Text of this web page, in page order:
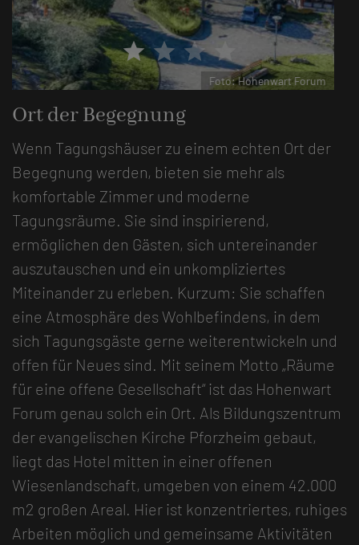
starstar starstar
Foto: Hohenwart Forum
Ort der Begegnung
Wenn Tagungshäuser zu einem echten Ort der
Begegnung werden, bieten sie mehr als
komfortable Zimmer und moderne
Tagungsräume. Sie sind inspirierend,
ermöglichen den Gästen, sich untereinander
auszutauschen und ein unkompliziertes
Miteinander zu erleben. Kurzum: Sie schaffen
eine Atmosphäre des Wohlbefindens, in dem
sich Tagungsgäste gerne weiterentwickeln und
offen für Neues sind. Mit seinem Motto „Räume
für eine offene Gesellschaft“ ist das Hohenwart
Forum genau solch ein Ort. Als Bildungszentrum
der evangelischen Kirche Pforzheim gebaut,
liegt das Hotel mitten in einer offenen
Wiesenlandschaft, umgeben von einem 42.000
m2 großen Areal. Hier ist konzentriertes, ruhiges
Arbeiten möglich und gemeinsame Aktivitäten